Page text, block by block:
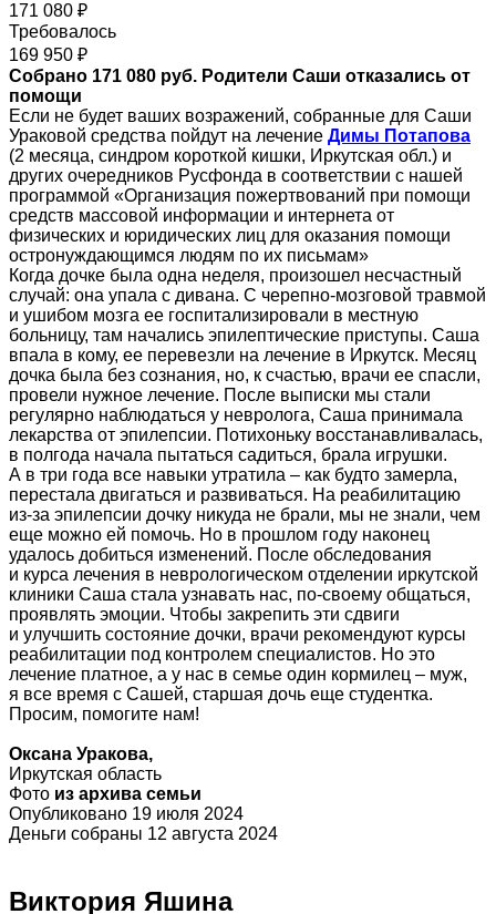
171 080 ₽
Требовалось
169 950 ₽
Собрано 171 080 руб. Родители Саши отказались от
помощи
Если не будет ваших возражений, собранные для Саши
Ураковой средства пойдут на лечение Димы Потапова
(2 месяца, синдром короткой кишки, Иркутская обл.) и
других очередников Русфонда в соответствии с нашей
программой «Организация пожертвований при помощи
средств массовой информации и интернета от
физических и юридических лиц для оказания помощи
остронуждающимся людям по их письмам»
Когда дочке была одна неделя, произошел несчастный
случай: она упала с дивана. С черепно-мозговой травмой
и ушибом мозга ее госпитализировали в местную
больницу, там начались эпилептические приступы. Саша
впала в кому, ее перевезли на лечение в Иркутск. Месяц
дочка была без сознания, но, к счастью, врачи ее спасли,
провели нужное лечение. После выписки мы стали
регулярно наблюдаться у невролога, Саша принимала
лекарства от эпилепсии. Потихоньку восстанавливалась,
в полгода начала пытаться садиться, брала игрушки.
А в три года все навыки утратила – как будто замерла,
перестала двигаться и развиваться. На реабилитацию
из-за эпилепсии дочку никуда не брали, мы не знали, чем
еще можно ей помочь. Но в прошлом году наконец
удалось добиться изменений. После обследования
и курса лечения в неврологическом отделении иркутской
клиники Саша стала узнавать нас, по-своему общаться,
проявлять эмоции. Чтобы закрепить эти сдвиги
и улучшить состояние дочки, врачи рекомендуют курсы
реабилитации под контролем специалистов. Но это
лечение платное, а у нас в семье один кормилец – муж,
я все время с Сашей, старшая дочь еще студентка.
Просим, помогите нам!
Оксана Уракова,
Иркутская область
Фото из архива семьи
Опубликовано 19 июля 2024
Деньги собраны 12 августа 2024
Виктория Яшина